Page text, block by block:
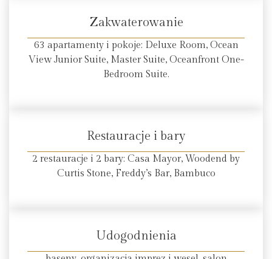
Zakwaterowanie
63 apartamenty i pokoje: Deluxe Room, Ocean
View Junior Suite, Master Suite, Oceanfront One-
Bedroom Suite.
Restauracje i bary
2 restauracje i 2 bary: Casa Mayor, Woodend by
Curtis Stone, Freddy’s Bar, Bambuco
Udogodnienia